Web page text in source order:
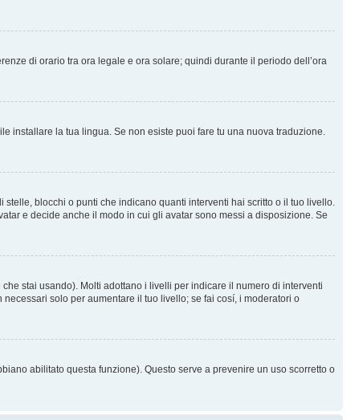
di orario tra ora legale e ora solare; quindi durante il periodo dell’ora
installare la tua lingua. Se non esiste puoi fare tu una nuova traduzione.
blocchi o punti che indicano quanti interventi hai scritto o il tuo livello.
e decide anche il modo in cui gli avatar sono messi a disposizione. Se
stai usando). Molti adottano i livelli per indicare il numero di interventi
solo per aumentare il tuo livello; se fai cosí, i moderatori o
abilitato questa funzione). Questo serve a prevenire un uso scorretto o